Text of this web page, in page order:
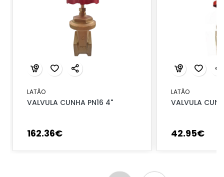
LATÃO
VALVULA CUNHA PN16 4"
162.36€
LATÃO
VALVULA
42.95€